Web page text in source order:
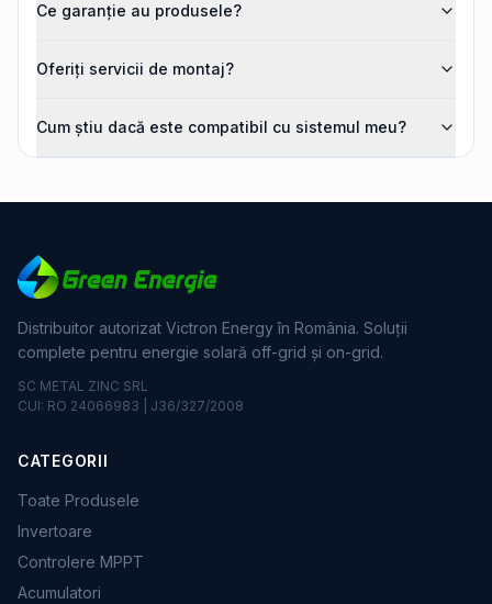
Ce garanție au produsele?
Oferiți servicii de montaj?
Cum știu dacă este compatibil cu sistemul meu?
Distribuitor autorizat Victron Energy în România. Soluții
complete pentru energie solară off-grid și on-grid.
SC METAL ZINC SRL
CUI: RO 24066983 | J36/327/2008
CATEGORII
Toate Produsele
Invertoare
Controlere MPPT
Acumulatori